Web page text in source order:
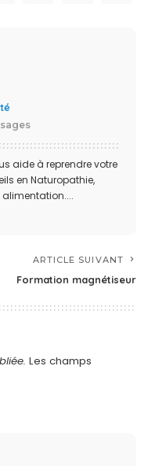
aide à reprendre votre
en Naturopathie,
alimentation....
ARTICLE SUIVANT
Formation magnétiseur
Les champs